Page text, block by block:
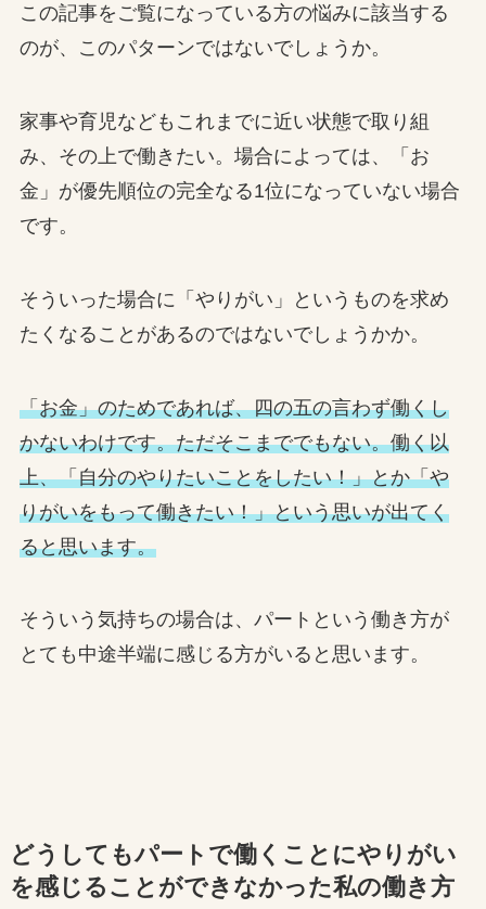
この記事をご覧になっている方の悩みに該当する
のが、このパターンではないでしょうか。
家事や育児などもこれまでに近い状態で取り組
み、その上で働きたい。場合によっては、「お
金」が優先順位の完全なる1位になっていない場合
です。
そういった場合に「やりがい」というものを求め
たくなることがあるのではないでしょうかか。
「お金」のためであれば、四の五の言わず働くし
かないわけです。ただそこまででもない。働く以
上、「自分のやりたいことをしたい！」とか「や
りがいをもって働きたい！」という思いが出てく
ると思います。
そういう気持ちの場合は、パートという働き方が
とても中途半端に感じる方がいると思います。
どうしてもパートで働くことにやりがい
を感じることができなかった私の働き方